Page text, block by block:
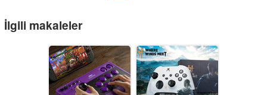
İlgili makaleler